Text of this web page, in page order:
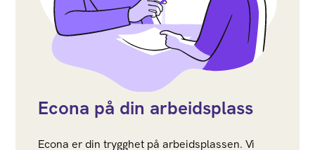
Econa på din arbeidsplass
Econa er din trygghet på arbeidsplassen. Vi